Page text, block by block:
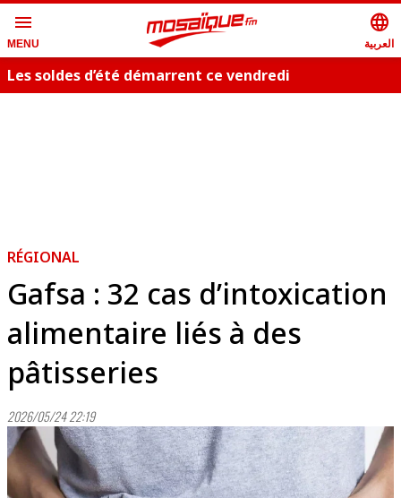
menu
MENU
language
العربية
Les soldes d’été démarrent ce vendredi
RÉGIONAL
Gafsa : 32 cas d’intoxication
alimentaire liés à des
pâtisseries
2026/05/24 22:19